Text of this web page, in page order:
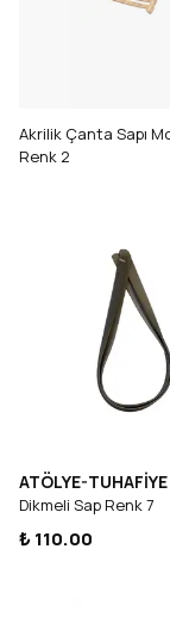
Akrilik Çanta Sapı
Renk 2
ATÖLYE-TUHAFİYE
Dikmeli Sap Renk 7
₺ 110.00